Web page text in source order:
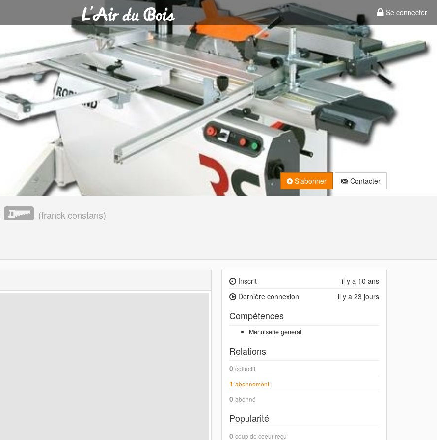
Se connecter
(franck constans)
S'abonner Contacter
il y a 10 ans
Inscrit
il y a 23 jours
Dernière connexion
Compétences
Menuiserie general
Relations
0 collectif
1 abonnement
0 abonné
Popularité
0 coup de coeur reçu